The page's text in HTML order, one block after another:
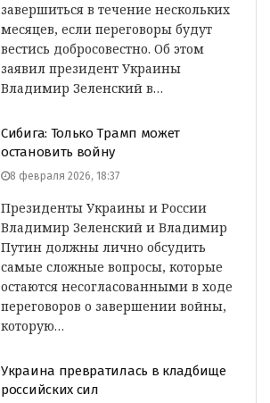
завершиться в течение нескольких
месяцев, если переговоры будут
вестись добросовестно. Об этом
заявил президент Украины
Владимир Зеленский в…
Сибига: Только Трамп может
остановить войну
8 февраля 2026, 18:37
Президенты Украины и России
Владимир Зеленский и Владимир
Путин должны лично обсудить
самые сложные вопросы, которые
остаются несогласованными в ходе
переговоров о завершении войны,
которую…
Украина превратилась в кладбище
российских сил